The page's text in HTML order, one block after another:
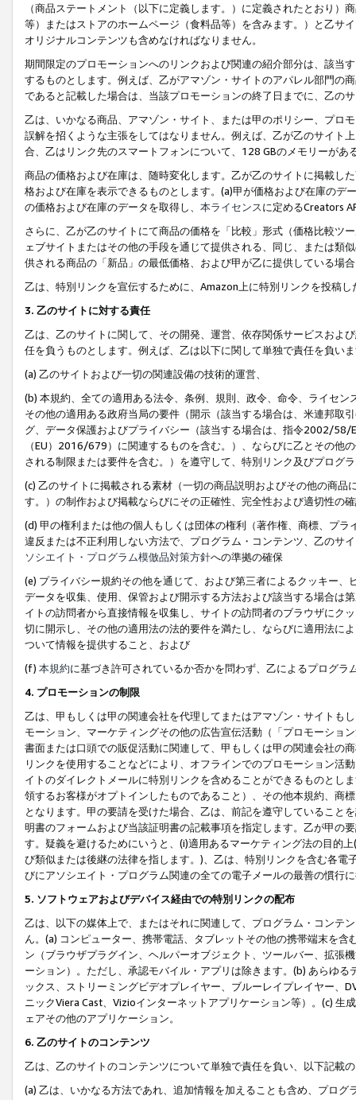
（商品ステートメント（以下に定義します。）に定義されたとおり
等）またはストアのホームページ（食料品等）を含みます。）と乙サ
オリジナルコンテンツも含めなければなりません。
期間限定のプロモーションへのリンクおよび関連の紹介部分は、該当
するものとします。例えば、乙がアマゾン・サイトのアパレル部門の
であると記載した場合は、当該プロモーションの終了日までに、乙の
乙は、いかなる商品、アマゾン・サイト、または甲のポリシー、プロ
誤解を招くような主張をしてはなりません。例えば、乙が乙のサイト
合、乙はリンク先のスマートフォンについて、128 GBのメモリーがあ
商品の価格および在庫は、随時変化します。乙が乙のサイトに掲載し
格および在庫を表示できるものとします。(a)甲が価格および在庫の
の価格および在庫のデータを取得し、 本ライセンスに定めるCreators
さらに、乙が乙のサイトにて商品の価格を「比較」形式（価格比較ツ
ェブサイトまたはその他の手段を通じて提供される、同じ、または類
供される商品の「新品」の最低価格、および甲が乙に提供している場
乙は、特別リンクを宣伝するために、Amazon上に特別リンクを投稿
3. 乙のサイトに対する責任
乙は、乙のサイトに関して、その開発、運営、依存関係サービスおよ
任を負うものとします。例えば、乙は以下に関して単独で責任を負い
(a) 乙のサイトおよび一切の関連設備の技術的運営、
(b) 本規約、全ての適用ある法令、条例、規則、政令、命令、ライセ
その他の適用ある政府当局の要件（開示（該当する場合は、米連邦取
グ、データ保護およびプライバシー（該当する場合は、指令2002/58/
（EU）2016/679）に関連するものを含む。）、ならびに乙とその他
される制限または要件を含む。）を遵守して、特別リンク及びプログ
(c) 乙のサイトに掲載される素材（一切の商品説明およびその他の商
す。）の制作および掲載ならびにその正確性、完全性および適切性の
(d) 甲の権利または他の個人もしくは団体の権利（著作権、商標、プ
違反または不正利用しない方法で、プログラム・コンテンツ、乙のサ
ソシエイト・プログラム模倣品対策方針への準拠の確保
(e) プライバシー規約その他を通じて、および第三者によるクッキー
データを収集、使用、保管および開示する方法および該当する場合は
イトの訪問者から直接情報を収集し、サイトの訪問者のブラウザにク
切に開示し、その他の適用法の法的要件を満たし、ならびに適用法に
ついて情報を提供すること、および
(f) 本規約に基づき許可されているか否かを問わず、乙によるプログ
4. プロモーションの制限
乙は、甲もしくは甲の関連会社を代理してまたはアマゾン・サイトも
モーション、マーケティングその他の広告宣伝活動（「プロモーショ
書面または口頭での販促活動に関連して、甲もしくは甲の関連会社の
リンクを使用することなどにより、オフラインでのプロモーション活
イトのダイレクトメールに特別リンクを含めることができるものとし
領するお客様がオプトインしたものであること）、その他本規約、商
となります。甲の要請を受けた場合、乙は、前記を遵守していること
明書のフォームおよび当該証明書の記載事項を指定します。乙が甲の
す。疑義を避けるためにいうと、(i)適用あるマーケティング法の目的
び類似または後継の法律を指します。)、乙は、特別リンクを含む各
びにアソシエイト・プログラム関連の全ての電子メールの最善の慣行
5. ソフトウェアおよびデバイス経由での特別リンクの配布
乙は、以下の媒体上で、またはそれに関連して、プログラム・コンテ
ん。(a) コンピューター、携帯電話、タブレットその他の携帯端末を
ン（ブラウザプラグイン、ヘルパーオブジェクト、ツールバー、拡張
ーション）。ただし、承認モバイル・アプリは除きます。(b) あらゆ
ックス、ストリーミングビデオプレイヤー、ブルーレイプレイヤー、
ニックViera Cast、Vizioインターネットアプリケーション等）。(c)
ェアその他のアプリケーション。
6. 乙のサイトのコンテンツ
乙は、乙のサイトのコンテンツについて単独で責任を負い、以下記載
(a) 乙は、いかなる方法であれ、追加情報を加えることも含め、プロ